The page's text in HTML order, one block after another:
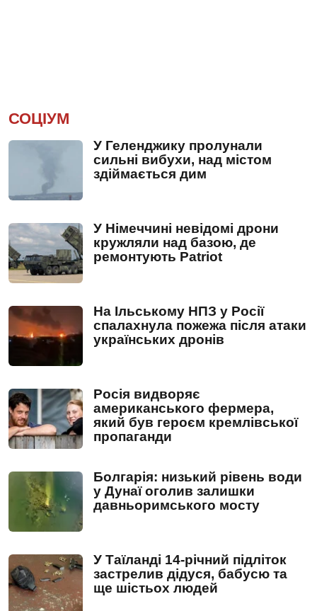
СОЦІУМ
У Геленджику пролунали
сильні вибухи, над містом
здіймається дим
У Німеччині невідомі дрони
кружляли над базою, де
ремонтують Patriot
На Ільському НПЗ у Росії
спалахнула пожежа після атаки
українських дронів
Росія видворяє
американського фермера,
який був героєм кремлівської
пропаганди
Болгарія: низький рівень води
у Дунаї оголив залишки
давньоримського мосту
У Таїланді 14-річний підліток
застрелив дідуся, бабусю та
ще шістьох людей